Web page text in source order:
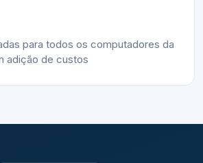
para todos os computadores da
adição de custos